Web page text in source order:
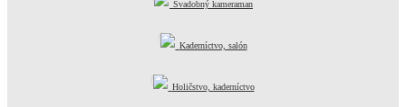
Svadobný kameraman
Kaderníctvo, salón
Holičstvo, kaderníctvo